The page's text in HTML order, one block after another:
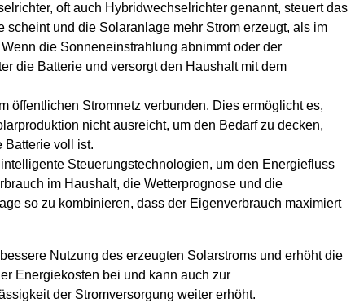
oft auch Hybridwechselrichter genannt, steuert das
und die Solaranlage mehr Strom erzeugt, als im
die Sonneneinstrahlung abnimmt oder der
die Batterie und versorgt den Haushalt mit dem
öffentlichen Stromnetz verbunden. Dies ermöglicht es,
nicht ausreicht, um den Bedarf zu decken,
Batterie voll ist.
Steuerungstechnologien, um den Energiefluss
im Haushalt, die Wetterprognose und die
so zu kombinieren, dass der Eigenverbrauch maximiert
Nutzung des erzeugten Solarstroms und erhöht die
Energiekosten bei und kann auch zur
der Stromversorgung weiter erhöht.